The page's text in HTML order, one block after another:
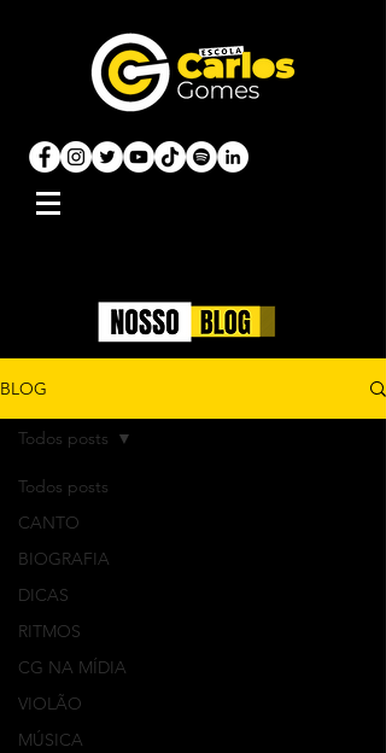
BLOG
Todos posts
CANTO
BIOGRAFIA
DICAS
RITMOS
CG NA MÍDIA
VIOLÃO
MÚSICA
Todos posts